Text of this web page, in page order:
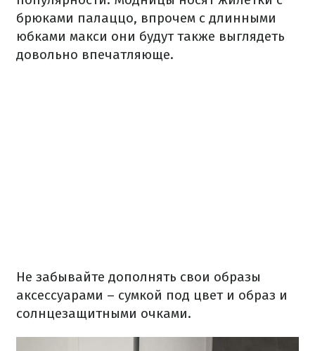
брюками палаццо, впрочем с длинными
юбками макси они будут также выглядеть
довольно впечатляюще.
Не забывайте дополнять свои образы
аксессуарами – сумкой под цвет и образ и
солнцезащитными очками.